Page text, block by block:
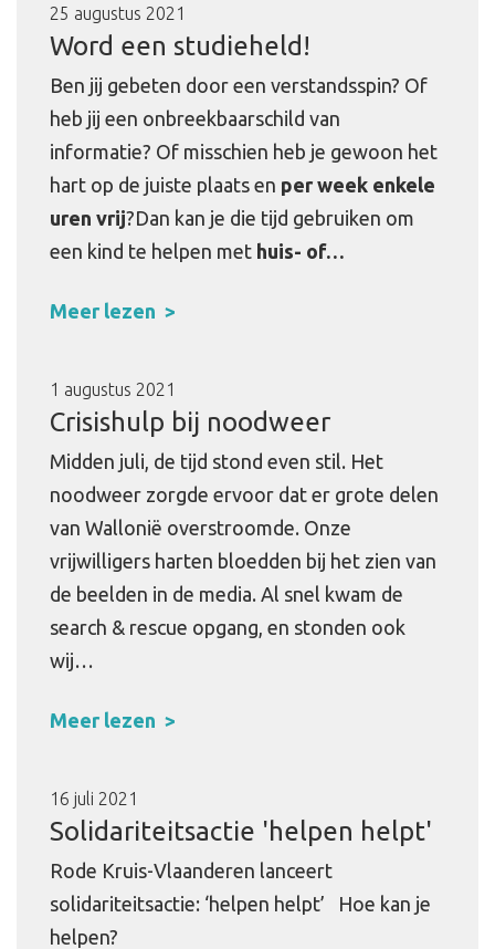
25 augustus 2021
Word een studieheld!
Ben jij gebeten door een verstandsspin? Of
heb jij een onbreekbaarschild van
informatie? Of misschien heb je gewoon het
hart op de juiste plaats en per week enkele
uren vrij?Dan kan je die tijd gebruiken om
een kind te helpen met huis- of…
Meer lezen
1 augustus 2021
Crisishulp bij noodweer
Midden juli, de tijd stond even stil. Het
noodweer zorgde ervoor dat er grote delen
van Wallonië overstroomde. Onze
vrijwilligers harten bloedden bij het zien van
de beelden in de media. Al snel kwam de
search & rescue opgang, en stonden ook
wij…
Meer lezen
16 juli 2021
Solidariteitsactie 'helpen helpt'
Rode Kruis-Vlaanderen lanceert
solidariteitsactie: ‘helpen helpt’ Hoe kan je
helpen?